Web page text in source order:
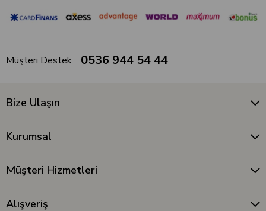
Müşteri Destek 0536 944 54 44
Bize Ulaşın
Kurumsal
Müşteri Hizmetleri
Alışveriş